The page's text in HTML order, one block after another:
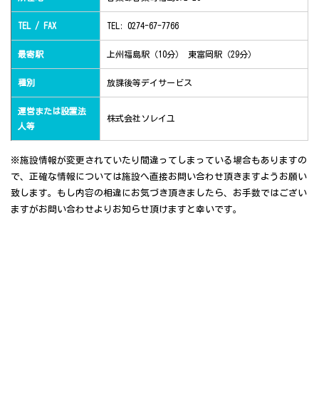
TEL / FAX TEL: 0274-67-7766
最寄駅 上州福島駅（10分） 東富岡駅（29分）
種別 放課後等デイサービス
運営または設置法
人等
株式会社ソレイユ
※施設情報が変更されていたり間違ってしまっている場合もありますの
で、正確な情報については施設へ直接お問い合わせ頂きますようお願い
致します。もし内容の相違にお気づき頂きましたら、お手数ではござい
ますがお問い合わせよりお知らせ頂けますと幸いです。